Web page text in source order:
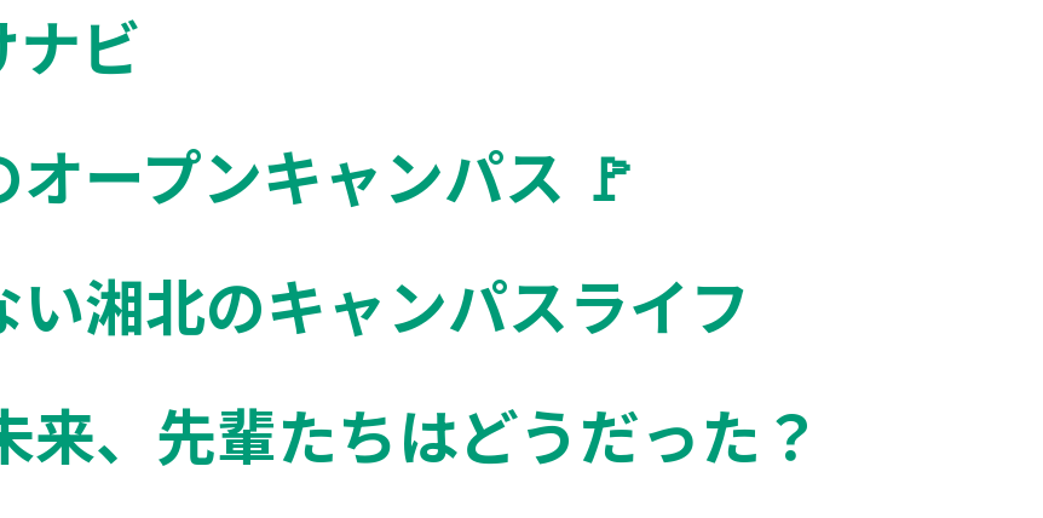
ナビ
ープンキャンパス 🚩️
湘北のキャンパスライフ
来、先輩たちはどうだった？